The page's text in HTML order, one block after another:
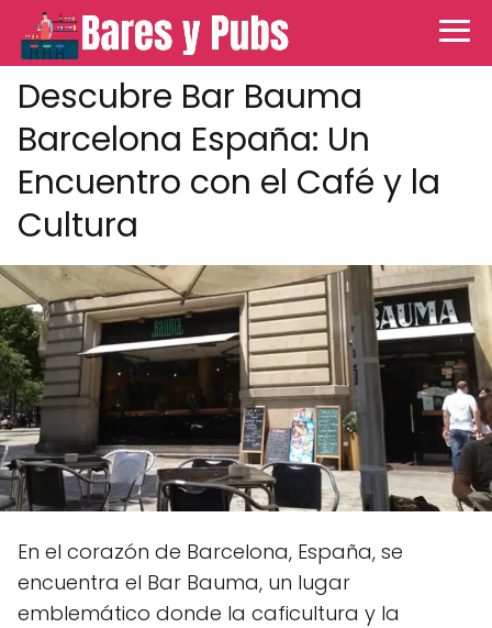
Descubre Bar Bauma
Barcelona España: Un
Encuentro con el Café y la
Cultura
En el corazón de Barcelona, España, se
encuentra el Bar Bauma, un lugar
emblemático donde la caficultura y la